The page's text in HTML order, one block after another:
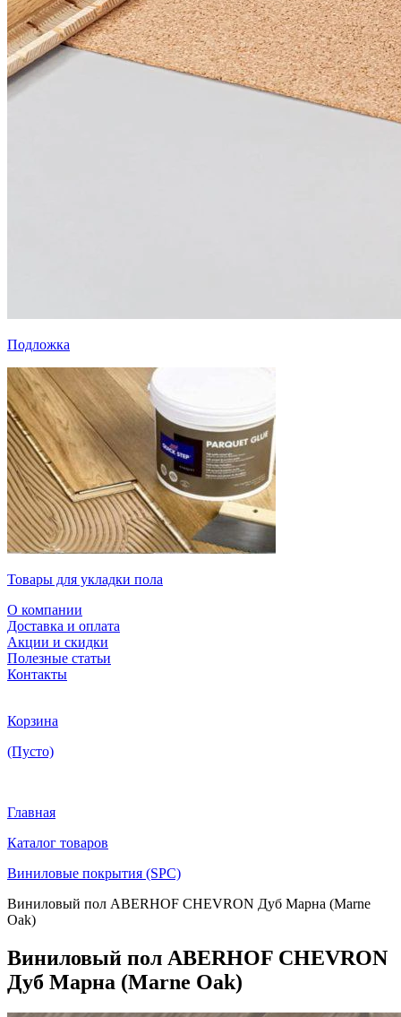
Подложка
Товары для укладки пола
О компании
Доставка и оплата
Акции и скидки
Полезные статьи
Контакты
Корзина
(Пусто)
Главная
Каталог товаров
Виниловые покрытия (SPC)
Виниловый пол ABERHOF CHEVRON Дуб Марна (Marne
Oak)
Виниловый пол ABERHOF CHEVRON
Дуб Марна (Marne Oak)